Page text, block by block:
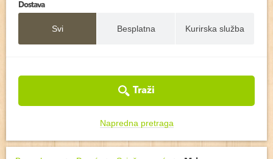
Dostava
Svi Besplatna Kurirska služba
Traži
Napredna pretraga